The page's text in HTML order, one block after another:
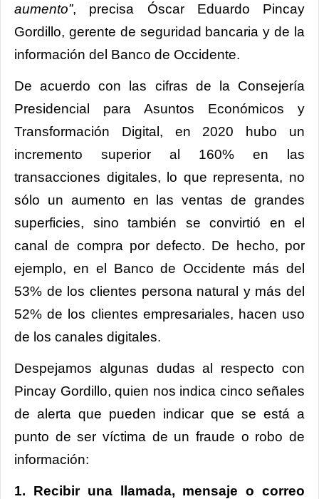
aumento”, precisa Óscar Eduardo Pincay
Gordillo, gerente de seguridad bancaria y de la
información del Banco de Occidente.
De acuerdo con las cifras de la Consejería
Presidencial para Asuntos Económicos y
Transformación Digital, en 2020 hubo un
incremento superior al 160% en las
transacciones digitales, lo que representa, no
sólo un aumento en las ventas de grandes
superficies, sino también se convirtió en el
canal de compra por defecto. De hecho, por
ejemplo, en el Banco de Occidente más del
53% de los clientes persona natural y más del
52% de los clientes empresariales, hacen uso
de los canales digitales.
Despejamos algunas dudas al respecto con
Pincay Gordillo, quien nos indica cinco señales
de alerta que pueden indicar que se está a
punto de ser víctima de un fraude o robo de
información:
1. Recibir una llamada, mensaje o correo